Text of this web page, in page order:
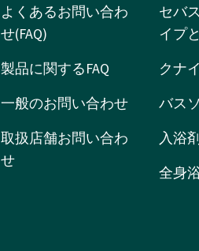
よくあるお問い合わ
せ(FAQ)
製品に関するFAQ
一般のお問い合わせ
取扱店舗お問い合わ
せ
セバ
イプ
クナ
バス
入浴
全身